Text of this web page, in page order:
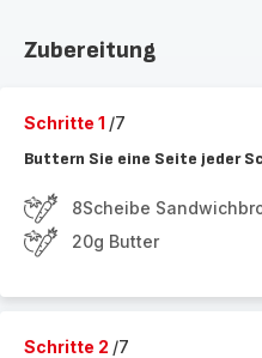
Zubereitung
Schritte 1 /7
Buttern Sie eine Seite jeder
8Scheibe
20g Butter
Schritte 2 /7